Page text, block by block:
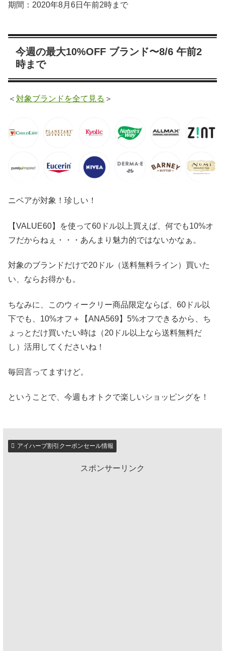
期間：2020年8月6日午前2時まで
今週の最大10%OFF ブランド〜8/6 午前2
時まで
＜ 対象ブランドを全て見る ＞
ニベアが対象！珍しい！
【VALUE60】を使って60ドル以上買えば、何でも10%オ
フだからねぇ・・・あんまり魅力的ではないかなぁ。
対象のブランドだけで20ドル（送料無料ライン）買いた
い、ならお得かも。
ちなみに、このウィークリー商品限定ならば、60ドル以
下でも、10%オフ＋【ANA569】5%オフできるから、ち
ょっとだけ買いたい時は（20ドル以上なら送料無料だ
し）活用してくださいね！
毎回言ってますけど。
ということで、今週もオトクで楽しいショッピングを！
アイハーブ割引クーポンセール情報
スポンサーリンク